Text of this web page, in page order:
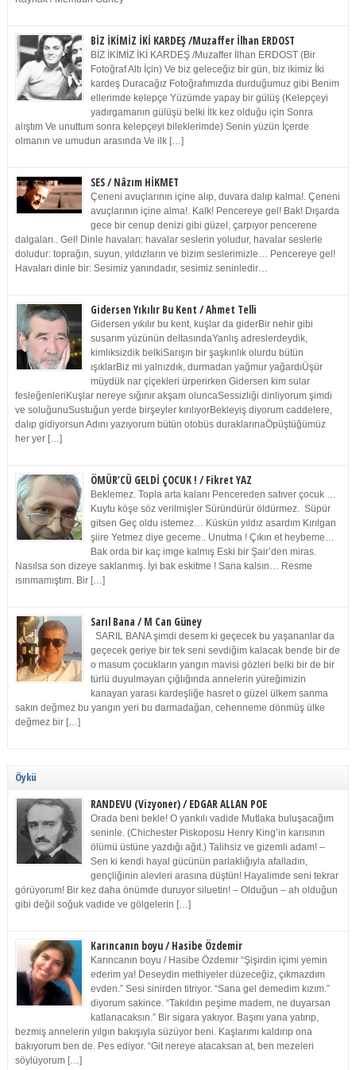
BİZ İKİMİZ İKİ KARDEŞ /Muzaffer İlhan ERDOST
BİZ İKİMİZ İKİ KARDEŞ /Muzaffer İlhan ERDOST (Bir
Fotoğraf Altı İçin) Ve biz geleceğiz bir gün, biz ikimiz İki
kardeş Duracağız Fotoğrafımızda durduğumuz gibi Benim
ellerimde kelepçe Yüzümde yapay bir gülüş (Kelepçeyi
yadırgamanın gülüşü belki İlk kez olduğu için Sonra
alıştım Ve unuttum sonra kelepçeyi bileklerimde) Senin yüzün İçerde
olmanın ve umudun arasında Ve ilk […]
SES / Nâzım HİKMET
Çeneni avuçlarının içine alıp, duvara dalıp kalma!. Çeneni
avuçlarının içine alma!. Kalk! Pencereye gel! Bak! Dışarda
gece bir cenup denizi gibi güzel, çarpıyor pencerene
dalgaları.. Gel! Dinle havaları: havalar seslerin yoludur, havalar seslerle
doludur: toprağın, suyun, yıldızların ve bizim seslerimizle… Pencereye gel!
Havaları dinle bir: Sesimiz yanındadır, sesimiz seninledir…
Gidersen Yıkılır Bu Kent / Ahmet Telli
Gidersen yıkılır bu kent, kuşlar da giderBir nehir gibi
susarım yüzünün deltasındaYanlış adreslerdeydik,
kimliksizdik belkiSarışın bir şaşkınlık olurdu bütün
ışıklarBiz mi yalnızdık, durmadan yağmur yağardıÜşür
müydük nar çiçekleri ürperirken Gidersen kim sular
fesleğenleriKuşlar nereye sığınır akşam oluncaSessizliği dinliyorum şimdi
ve soluğunuSustuğun yerde birşeyler kırılıyorBekleyiş diyorum caddelere,
dalıp gidiyorsun Adını yazıyorum bütün otobüs duraklarınaÖpüştüğümüz
her yer […]
ÖMÜR’CÜ GELDİ ÇOCUK ! / Fikret YAZ
Beklemez. Topla arta kalanı Pencereden satıver çocuk …
Kuytu köşe söz verilmişler Süründürür öldürmez. Süpür
gitsen Geç oldu istemez… Küskün yıldız asardım Kırılgan
şiire Yetmez diye geceme.. Unutma ! Çıkın et heybeme…
Bak orda bir kaç imge kalmış Eski bir Şair’den miras.
Nasılsa son dizeye saklanmış. İyi bak eskitme ! Sana kalsın… Resme
ısınmamıştım. Bir […]
Sarıl Bana / M Can Güney
SARIL BANA şimdi desem ki geçecek bu yaşananlar da
geçecek geriye bir tek seni sevdiğim kalacak bende bir de
o masum çocukların yangın mavisi gözleri belki bir de bir
türlü duyulmayan çığlığında annelerin yüreğimizin
kanayan yarası kardeşliğe hasret o güzel ülkem sanma
sakın değmez bu yangın yeri bu darmadağan, cehenneme dönmüş ülke
değmez bir […]
Öykü
RANDEVU (Vizyoner) / EDGAR ALLAN POE
Orada beni bekle! O yankılı vadide Mutlaka buluşacağım
seninle. (Chichester Piskoposu Henry King’in karısının
ölümü üstüne yazdığı ağıt.) Talihsiz ve gizemli adam! –
Sen ki kendi hayal gücünün parlaklığıyla afalladın,
gençliğinin alevleri arasına düştün! Hayalimde seni tekrar
görüyorum! Bir kez daha önümde duruyor siluetin! – Olduğun – ah olduğun
gibi değil soğuk vadide ve gölgelerin […]
Karıncanın boyu / Hasibe Özdemir
Karıncanın boyu / Hasibe Özdemir “Şişirdin içimi yemin
ederim ya! Deseydin methiyeler düzeceğiz, çıkmazdım
evden.” Sesi sinirden titriyor. “Sana gel demedim kızım.”
diyorum sakince. “Takıldın peşime madem, ne duyarsan
katlanacaksın.” Bir sigara yakıyor. Başını yana yatırıp,
bezmiş annelerin yılgın bakışıyla süzüyor beni. Kaşlarımı kaldırıp ona
bakıyorum ben de. Pes ediyor. “Git nereye atacaksan at, ben mezeleri
söylüyorum […]